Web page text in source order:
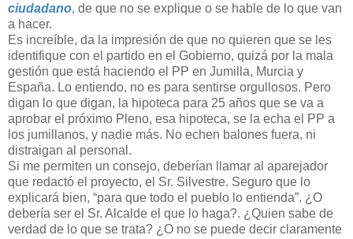
ciudadano, de que no se explique o se hable de lo que van
a hacer.
Es increíble, da la impresión de que no quieren que se les
identifique con el partido en el Gobierno, quizá por la mala
gestión que está haciendo el PP en Jumilla, Murcia y
España. Lo entiendo, no es para sentirse orgullosos. Pero
digan lo que digan, la hipoteca para 25 años que se va a
aprobar el próximo Pleno, esa hipoteca, se la echa el PP a
los jumillanos, y nadie más. No echen balones fuera, ni
distraigan al personal.
Si me permiten un consejo, deberían llamar al aparejador
que redactó el proyecto, el Sr. Silvestre. Seguro que lo
explicará bien, “para que todo el pueblo lo entienda”. ¿O
debería ser el Sr. Alcalde el que lo haga?. ¿Quien sabe de
verdad de lo que se trata? ¿O no se puede decir claramente